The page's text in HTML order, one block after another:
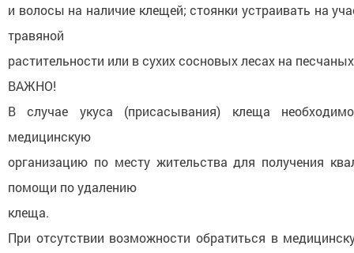
и волосы на наличие клещей; стоянки устраивать на
травяной
растительности или в сухих сосновых лесах на
ВАЖНО!
В случае укуса (присасывания) клеща
медицинскую
организацию по месту жительства для получения
помощи по удалению
клеща.
При отсутствии возможности обратиться в